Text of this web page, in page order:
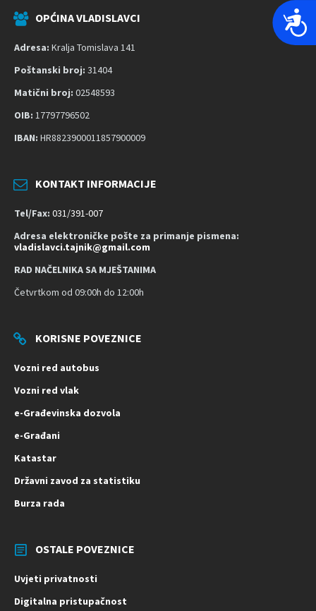
P
r
OPĆINA VLADISLAVCI
Adresa: Kralja Tomislava 141
Poštanski broj: 31404
Matični broj: 02548593
OIB: 17797796502
IBAN: HR8823900011857900009
KONTAKT INFORMACIJE
Tel/Fax: 031/391-007
Adresa elektroničke pošte za primanje pismena:
vladislavci.tajnik@gmail.com
RAD NAČELNIKA SA MJEŠTANIMA
Četvrtkom od 09:00h do 12:00h
KORISNE POVEZNICE
Vozni red autobus
Vozni red vlak
e-Građevinska dozvola
e-Građani
Katastar
Državni zavod za statistiku
Burza rada
OSTALE POVEZNICE
Uvjeti privatnosti
Digitalna pristupačnost